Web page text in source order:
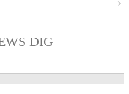
DIG